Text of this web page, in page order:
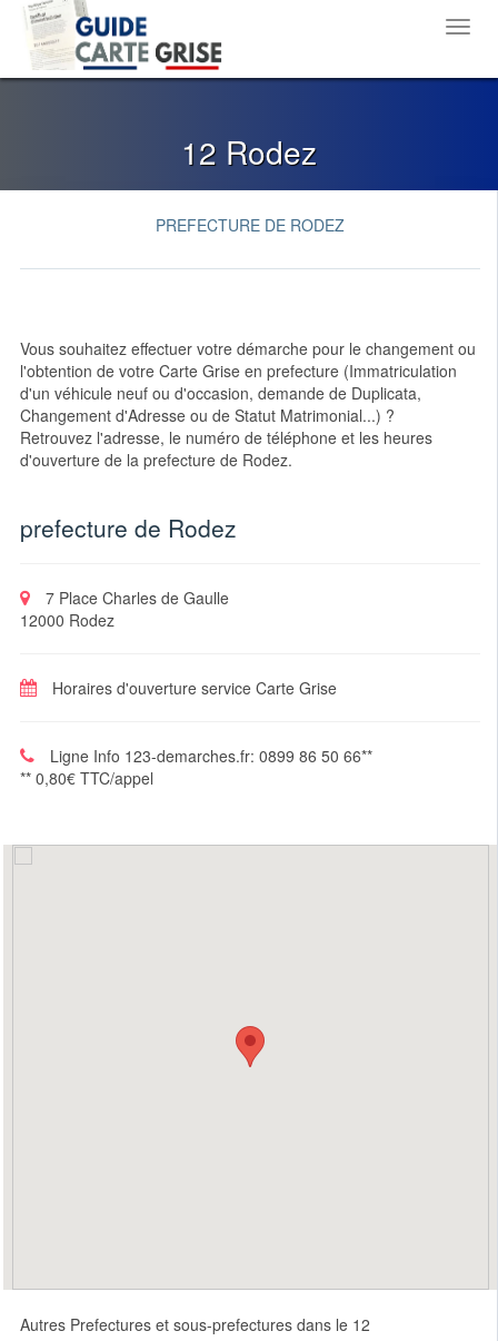
12 Rodez
PREFECTURE DE RODEZ
Vous souhaitez effectuer votre démarche pour le changement ou
l'obtention de votre Carte Grise en prefecture (Immatriculation
d'un véhicule neuf ou d'occasion, demande de Duplicata,
Changement d'Adresse ou de Statut Matrimonial...) ?
Retrouvez l'adresse, le numéro de téléphone et les heures
d'ouverture de la prefecture de Rodez.
prefecture de Rodez
7 Place Charles de Gaulle
12000 Rodez
Horaires d'ouverture service Carte Grise
Ligne Info 123-demarches.fr: 0899 86 50 66**
** 0,80€ TTC/appel
Autres Prefectures et sous-prefectures dans le 12